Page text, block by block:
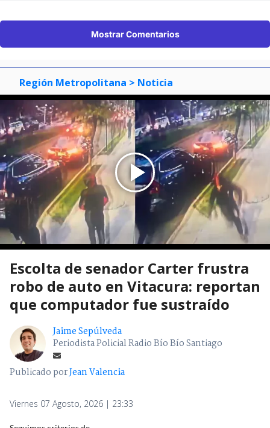
Mostrar Comentarios
Región Metropolitana > Noticia
Escolta de senador Carter frustra
robo de auto en Vitacura: reportan
que computador fue sustraído
Jaime Sepúlveda
Periodista Policial Radio Bío Bío Santiago
Publicado porJean Valencia
Viernes 07 Agosto, 2026 | 23:33